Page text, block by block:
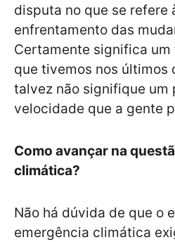
disputa no que se refere
enfrentamento das
Certamente significa
que tivemos nos últimos
talvez não signifique um
velocidade que a gente
Como avançar na
climática?
Não há dúvida de que o
emergência climática